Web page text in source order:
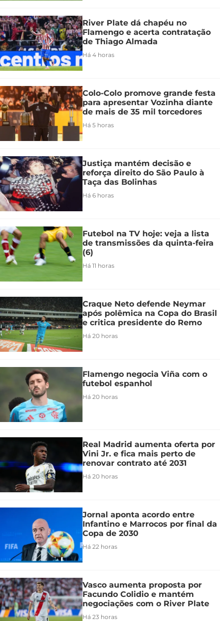
River Plate dá chapéu no
Flamengo e acerta contratação
de Thiago Almada
Há 4 horas
Colo-Colo promove grande festa
para apresentar Vozinha diante
de mais de 35 mil torcedores
Há 5 horas
Justiça mantém decisão e
reforça direito do São Paulo à
Taça das Bolinhas
Há 6 horas
Futebol na TV hoje: veja a lista
de transmissões da quinta-feira
(6)
Há 11 horas
Craque Neto defende Neymar
após polêmica na Copa do Brasil
e critica presidente do Remo
Há 20 horas
Flamengo negocia Viña com o
futebol espanhol
Há 20 horas
Real Madrid aumenta oferta por
Vini Jr. e fica mais perto de
renovar contrato até 2031
Há 20 horas
Jornal aponta acordo entre
Infantino e Marrocos por final da
Copa de 2030
Há 22 horas
Vasco aumenta proposta por
Facundo Colidio e mantém
negociações com o River Plate
Há 23 horas